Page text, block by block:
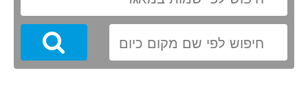
Search